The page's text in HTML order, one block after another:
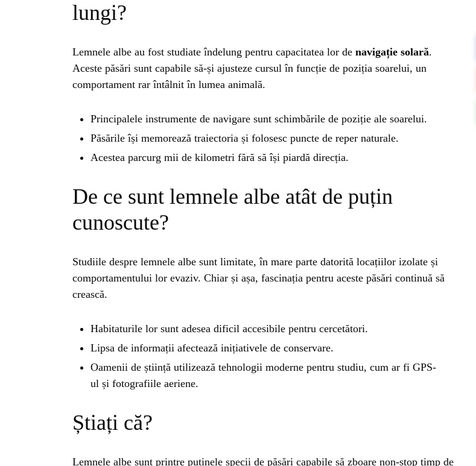
lungi?
Lemnele albe au fost studiate îndelung pentru capacitatea lor de navigație solară.
Aceste păsări sunt capabile să-și ajusteze cursul în funcție de poziția soarelui, un
comportament rar întâlnit în lumea animală.
Principalele instrumente de navigare sunt schimbările de poziție ale soarelui.
Păsările își memorează traiectoria și folosesc puncte de reper naturale.
Acestea parcurg mii de kilometri fără să își piardă direcția.
De ce sunt lemnele albe atât de puțin
cunoscute?
Studiile despre lemnele albe sunt limitate, în mare parte datorită locațiilor izolate și
comportamentului lor evaziv. Chiar și așa, fascinația pentru aceste păsări continuă să
crească.
Habitaturile lor sunt adesea dificil accesibile pentru cercetători.
Lipsa de informații afectează inițiativele de conservare.
Oamenii de știință utilizează tehnologii moderne pentru studiu, cum ar fi GPS-
ul și fotografiile aeriene.
Știați că?
Lemnele albe sunt printre puținele specii de păsări capabile să zboare non-stop timp de
HOME
BLOG
HOROSCOP
CONTENT